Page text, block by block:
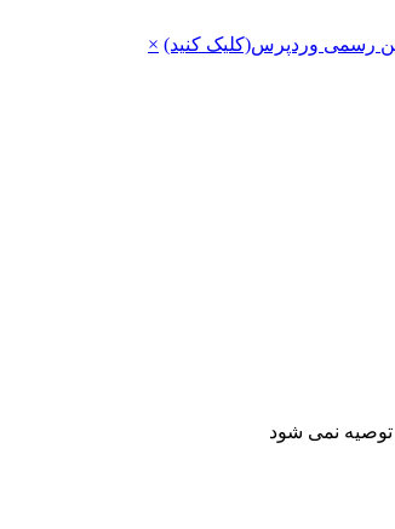
رسمی وردپرس(کلیک کنید) ×
توصیه نمی شود